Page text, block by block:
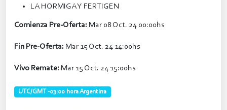
LA HORMIGA Y FERTIGEN
Comienza Pre-Oferta: Mar 08 Oct. 24 00:00hs
Fin Pre-Oferta: Mar 15 Oct. 24 14:00hs
Vivo Remate: Mar 15 Oct. 24 15:00hs
UTC/GMT -03:00 hora Argentina